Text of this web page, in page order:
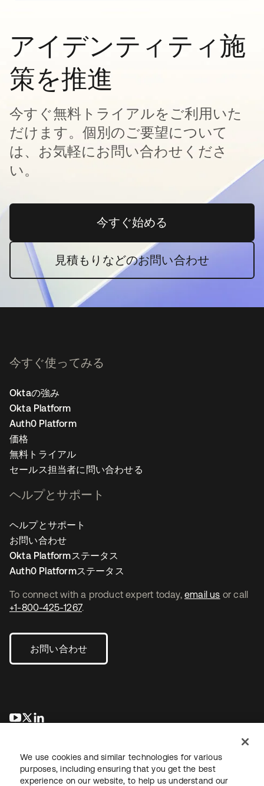
アイデンティティ施
策を推進
今すぐ無料トライアルをご利用いた
だけます。個別のご要望について
は、お気軽にお問い合わせくださ
い。
今すぐ始める新しいタブで開く
見積もりなどのお問い合わせ
To connect with a product expert today, email us or call
+1-800-425-1267.
お問い合わせ
新しいタブで開く
新しいタブで開く
今すぐ使ってみる
Oktaの強み
Okta Platform
Auth0 Platform
価格
無料トライアル
セールス担当者に問い合わせる
ヘルプとサポート
ヘルプとサポート
お問い合わせ
Okta Platformステータス
Auth0 Platformステータス
We use cookies and similar technologies for various
purposes, including ensuring that you get the best
experience on our website, to help us understand our